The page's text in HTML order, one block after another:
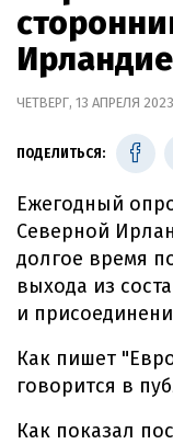
ЧЕТВЕРГ, 13 АПРЕЛЯ
ПОДЕЛИТЬСЯ:
Ежегодный
Северной
долгое время
выхода из
и
Как пишет
говорится в
Как показал